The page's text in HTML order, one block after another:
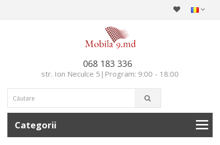
068 183 336
str. Ion Neculce 5|Program: 9:00 - 18:00
Categorii